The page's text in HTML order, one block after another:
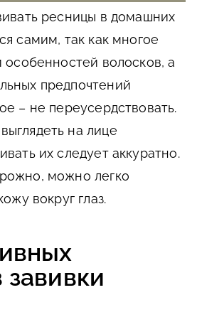
ресницы в домашних
самим, так как многое
особенностей волосков, а
предпочтений
– не переусердствовать.
на лице
их следует аккуратно.
можно легко
вокруг глаз.